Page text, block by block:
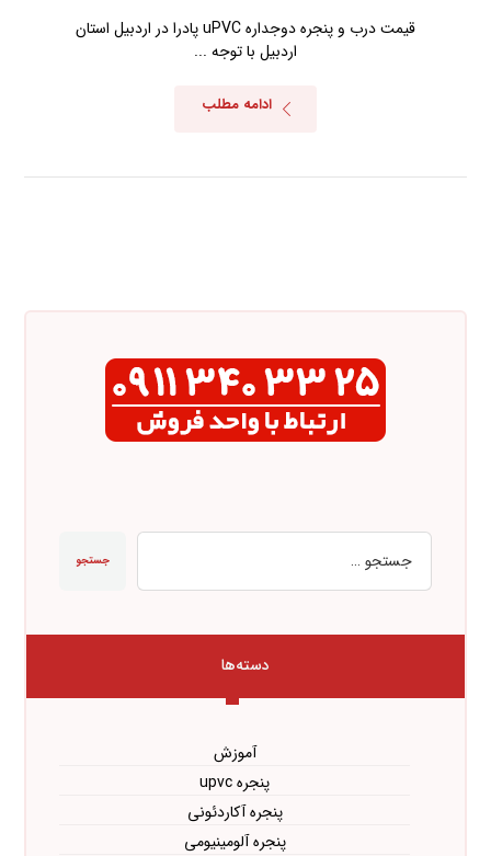
قیمت درب و پنجره دوجداره uPVC پادرا در اردبیل استان
اردبیل با توجه ...
ادامه مطلب
جستجو
دسته‌ها
آموزش
پنجره upvc
پنجره آکاردئونی
پنجره آلومینیومی